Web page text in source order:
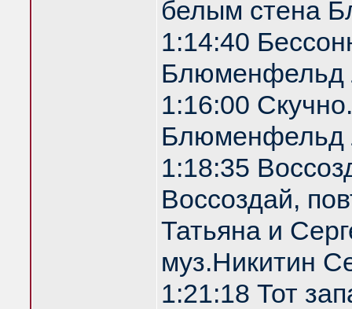
белым стена
1:14:40
Блюменфельд
1:16:00
Блюменфельд
1:18:35
Воссоздай,
Татьяна и
муз.Никитин
1:21:18 Тот